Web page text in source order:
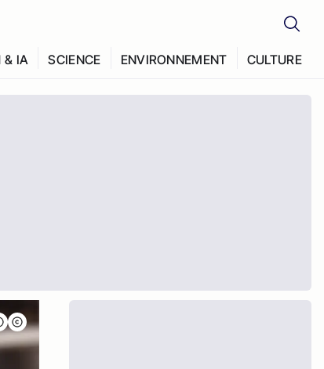
& IA SCIENCE ENVIRONNEMENT CULTURE